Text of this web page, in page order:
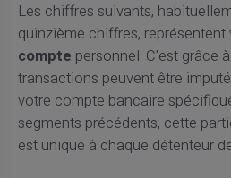
Les chiffres suivants,
quinzième chiffres, représentent
compte personnel. C'est grâce
transactions peuvent être
votre compte bancaire
segments précédents, cette
est unique à chaque détenteur